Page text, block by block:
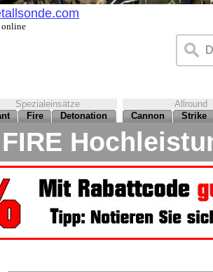
online
Spezialeinsätze
Allround
Fire Detonation Cannon Strike
FIRE